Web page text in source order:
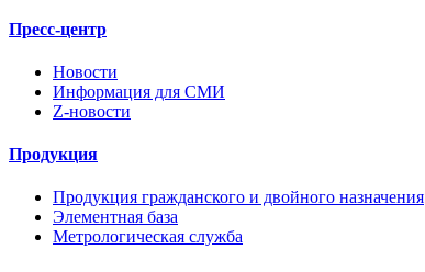
Пресс-центр
Новости
Информация для СМИ
Z-новости
Продукция
Продукция гражданского и двойного назначения
Элементная база
Метрологическая служба